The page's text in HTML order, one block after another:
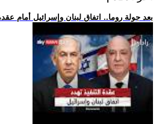
.. بعد جولة روما.. اتفاق لبنان وإسرائيل أمام